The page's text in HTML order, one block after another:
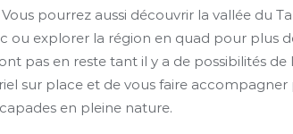
pourrez aussi découvrir la vallée du
ou explorer la région en quad pour plus
pas en reste tant il y a de possibilités de
sur place et de vous faire accompagner
en pleine nature.